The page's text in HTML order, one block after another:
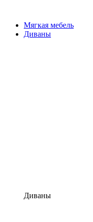
Мягкая мебель
Диваны
Диваны